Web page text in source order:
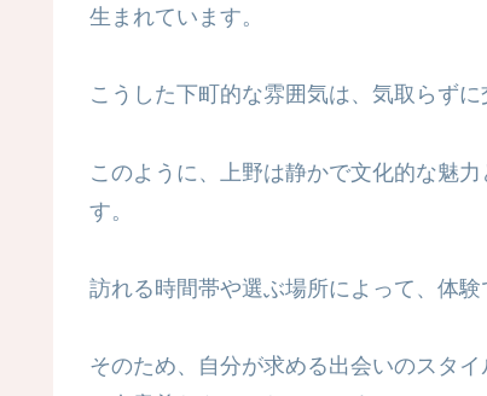
生まれています。
こうした下町的な雰囲気は、気取らず
このように、上野は静かで文化的な魅
す。
訪れる時間帯や選ぶ場所によって、体
そのため、自分が求める出会いのスタ